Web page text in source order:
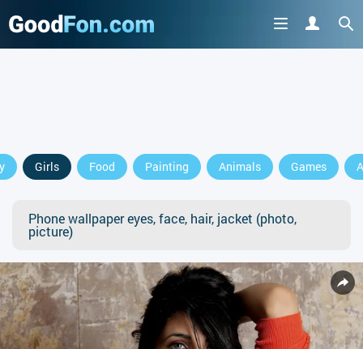
Girls Food Painting Animals Games
Phone wallpaper eyes, face, hair, jacket (photo,
picture)